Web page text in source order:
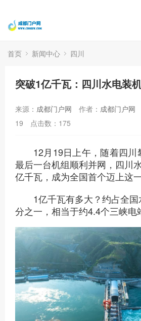
首页 新闻中心 四川
突破1亿千瓦：四川水电装
来源： 成都门户网 作者： 成都门户网
19
点击数： 175
12月19日上午，随着四川
最后一台机组顺利并网，四川
亿千瓦，成为全国首个迈上这
1亿千瓦有多大？约占全国
分之一，相当于约4.4个三峡电